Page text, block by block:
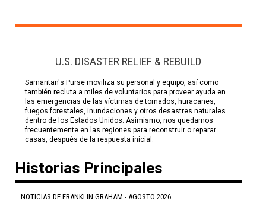
U.S. DISASTER RELIEF & REBUILD
Samaritan's Purse moviliza su personal y equipo, así como
también recluta a miles de voluntarios para proveer ayuda en
las emergencias de las víctimas de tornados, huracanes,
fuegos forestales, inundaciones y otros desastres naturales
dentro de los Estados Unidos. Asimismo, nos quedamos
frecuentemente en las regiones para reconstruir o reparar
casas, después de la respuesta inicial.
Historias Principales
NOTICIAS DE FRANKLIN GRAHAM - AGOSTO 2026